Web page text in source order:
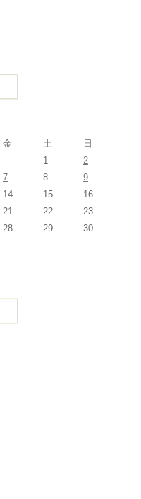
金 土
日
1
2
7 8
9
14 15
16
21 22
23
28 29
30